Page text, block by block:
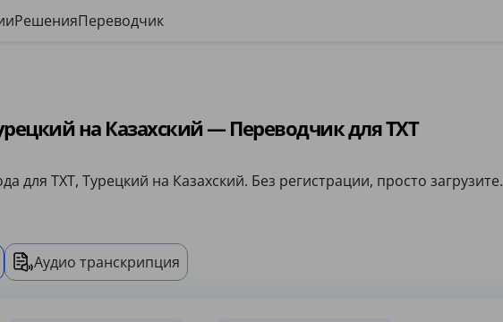
РешенияПереводчик
на Казахский — Переводчик для TXT
для TXT, Турецкий на Казахский. Без регистрации, просто загрузите.
Аудио транскрипция